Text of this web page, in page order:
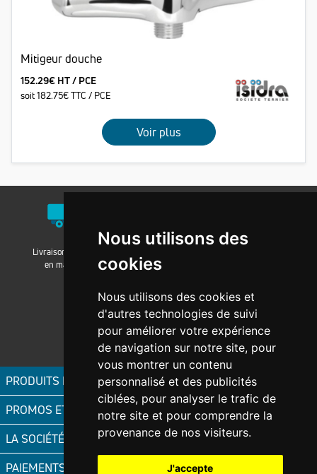
Nous utilisons des
cookies
Nous utilisons des cookies et
d'autres technologies de suivi
pour améliorer votre expérience
de navigation sur notre site, pour
vous montrer un contenu
personnalisé et des publicités
ciblées, pour analyser le trafic de
notre site et pour comprendre la
provenance de nos visiteurs.
J'accepte
Mitigeur douche
152.29€ HT / PCE
soit 182.75€ TTC / PCE
Voir plus
Livraison / Retrait
en magasin
Magni-fic.fr
PRODUITS FIC
PROMOS ET OFFRES
LA SOCIÉTÉ FIC
PAIEMENTS ACCEPTÉS